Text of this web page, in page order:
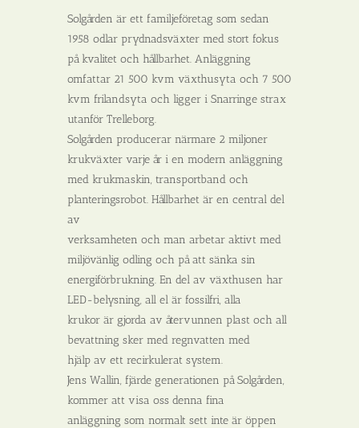
Solgården är ett familjeföretag som sedan
1958 odlar prydnadsväxter med stort fokus
på kvalitet och hållbarhet. Anläggning
omfattar 21 500 kvm växthusyta och 7 500
kvm frilandsyta och ligger i Snarringe strax
utanför Trelleborg.
Solgården producerar närmare 2 miljoner
krukväxter varje år i en modern anläggning
med krukmaskin, transportband och
planteringsrobot. Hållbarhet är en central del
av
verksamheten och man arbetar aktivt med
miljövänlig odling och på att sänka sin
energiförbrukning. En del av växthusen har
LED-belysning, all el är fossilfri, alla
krukor är gjorda av återvunnen plast och all
bevattning sker med regnvatten med
hjälp av ett recirkulerat system.
Jens Wallin, fjärde generationen på Solgården,
kommer att visa oss denna fina
anläggning som normalt sett inte är öppen